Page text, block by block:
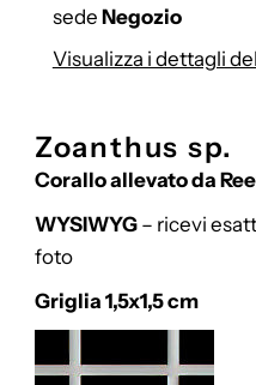
sede Negozio
Visualizza i dettagli
Zoanthus sp.
Corallo allevato da
WYSIWYG– ricevi
foto
Griglia 1,5x1,5 cm